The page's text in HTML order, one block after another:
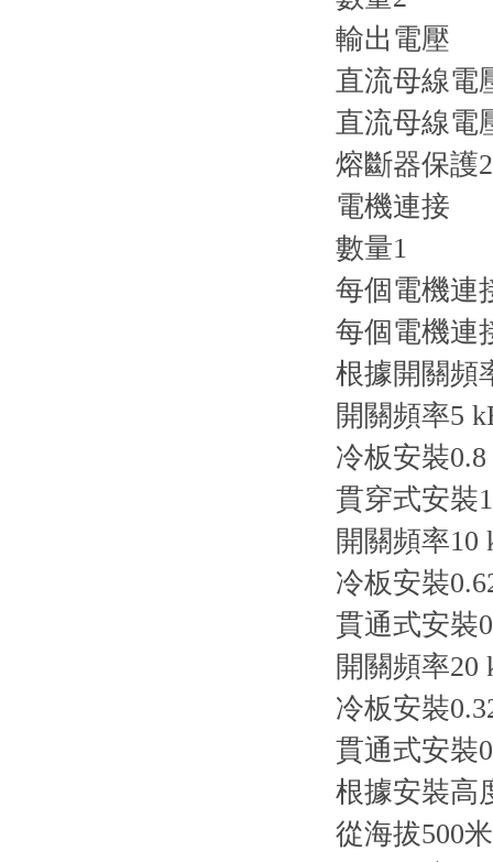
輸出電壓
直流母線電
直流母線電
熔斷器保護
電機連接
數量1
每個電機連
每個電機連
根據開關頻
開關頻率5
冷板安裝
貫穿式安裝
開關頻率10
冷板安裝
貫通式安裝
開關頻率20
冷板安裝
貫通式安裝
根據安裝高
從海拔500